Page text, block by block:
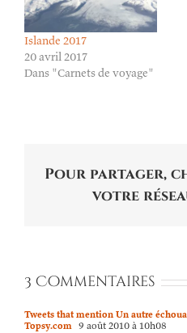
Islande 2017
20 avril 2017
Dans "Carnets de voyage"
Pour partager,
votre
3 Commentaires
Tweets that mention Un autre
Topsy.com 9 août 2010 à 10h08